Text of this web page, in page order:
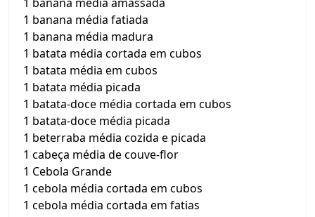
1 banana média fatiada
1 banana média madura
1 batata média cortada em cubos
1 batata média em cubos
1 batata média picada
1 batata-doce média cortada em cubos
1 batata-doce média picada
1 beterraba média cozida e picada
1 cabeça média de couve-flor
1 Cebola Grande
1 cebola média cortada em cubos
1 cebola média cortada em fatias